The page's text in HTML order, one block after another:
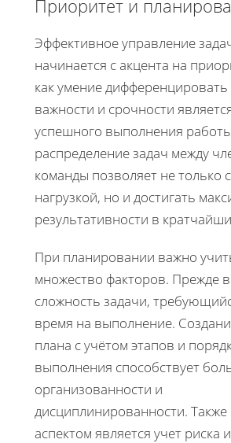
Приоритет и
Эффективное управление
начинается с акцента на
как умение дифференцировать
важности и срочности
успешного выполнения
распределение задач между
команды позволяет не только
нагрузкой, но и достигать
результативности в
При планировании важно
множество факторов. Прежде
сложность задачи,
время на выполнение.
плана с учётом этапов и
выполнения способствует
организованности и
дисциплинированности.
аспектом является учет риска и